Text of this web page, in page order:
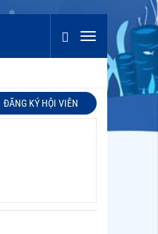
ĐĂNG KÝ HỘI VIÊN